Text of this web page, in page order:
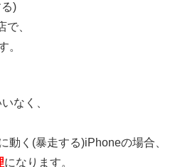
)
、
。
なく、
動く(暴走する)iPhoneの場合、
になります。